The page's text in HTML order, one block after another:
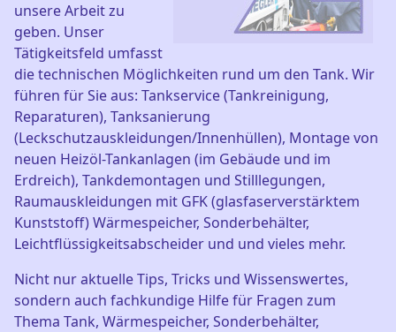
unsere Arbeit zu
geben. Unser
Tätigkeitsfeld umfasst
die technischen Möglichkeiten rund um den Tank. Wir
führen für Sie aus: Tankservice (Tankreinigung,
Reparaturen), Tanksanierung
(Leckschutzauskleidungen/Innenhüllen), Montage von
neuen Heizöl-Tankanlagen (im Gebäude und im
Erdreich), Tankdemontagen und Stilllegungen,
Raumauskleidungen mit GFK (glasfaserverstärktem
Kunststoff) Wärmespeicher, Sonderbehälter,
Leichtflüssigkeitsabscheider und und vieles mehr.
Nicht nur aktuelle Tips, Tricks und Wissenswertes,
sondern auch fachkundige Hilfe für Fragen zum
Thema Tank, Wärmespeicher, Sonderbehälter,